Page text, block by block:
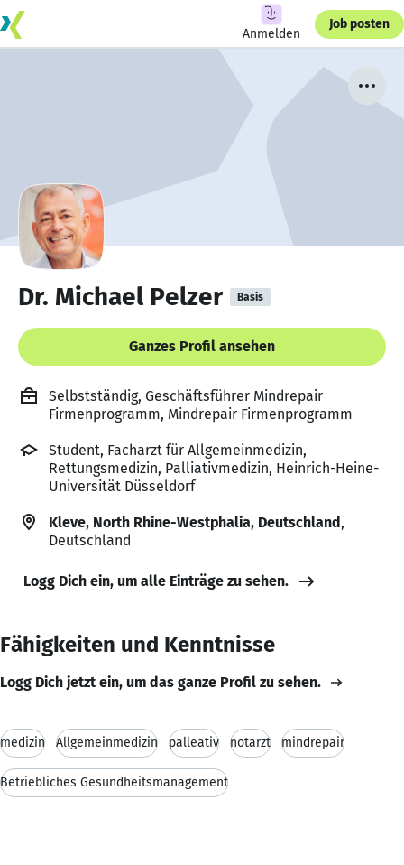
Anmelden
Job posten
Dr. Michael Pelzer Basis
Ganzes Profil ansehen
Selbstständig, Geschäftsführer Mindrepair
Firmenprogramm, Mindrepair Firmenprogramm
Student, Facharzt für Allgemeinmedizin,
Rettungsmedizin, Palliativmedizin, Heinrich-Heine-
Universität Düsseldorf
Kleve, North Rhine-Westphalia, Deutschland,
Deutschland
Logg Dich ein, um alle Einträge zu sehen.
Fähigkeiten und Kenntnisse
Logg Dich jetzt ein, um das ganze Profil zu sehen.
medizin Allgemeinmedizin palleativ notarzt mindrepair
Betriebliches Gesundheitsmanagement